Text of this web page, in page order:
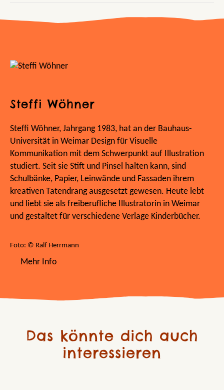
Steffi Wöhner
Steffi Wöhner, Jahrgang 1983, hat an der Bauhaus-
Universität in Weimar Design für Visuelle
Kommunikation mit dem Schwerpunkt auf Illustration
studiert. Seit sie Stift und Pinsel halten kann, sind
Schulbänke, Papier, Leinwände und Fassaden ihrem
kreativen Tatendrang ausgesetzt gewesen. Heute lebt
und liebt sie als freiberufliche Illustratorin in Weimar
und gestaltet für verschiedene Verlage Kinderbücher.
Foto: © Ralf Herrmann
Mehr Info
Das könnte dich auch
interessieren